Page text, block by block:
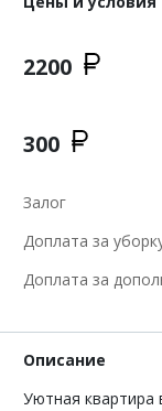
2200
300
Залог
Доплата за
Доплата за
Описание
Уютная